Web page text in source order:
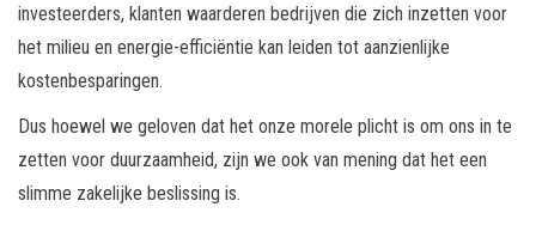
investeerders, klanten waarderen bedrijven die zich inzetten voor
het milieu en energie-efficiëntie kan leiden tot aanzienlijke
kostenbesparingen.
Dus hoewel we geloven dat het onze morele plicht is om ons in te
zetten voor duurzaamheid, zijn we ook van mening dat het een
slimme zakelijke beslissing is.